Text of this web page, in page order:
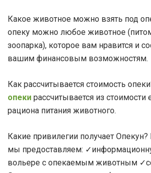
Какое животное можно взять под
опеку можно любое животное
зоопарка), которое вам нравится и
вашим финансовым возможностям.
Как рассчитывается стоимость
опеки рассчитывается из
рациона питания животного.
Какие привилегии получает
мы предоставляем:
вольере с опекаемым животным